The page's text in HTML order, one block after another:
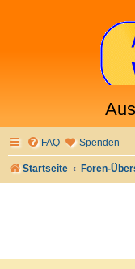
FAQ Spenden
Startseite Foren-